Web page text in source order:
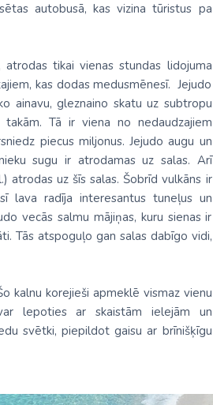
autobusā, kas vizina tūristus pa
tikai vienas stundas lidojuma
kas dodas medusmēnesī. Jejudo
ainavu, gleznaino skatu uz subtropu
takām. Tā ir viena no nedaudzajiem
piecus miljonus. Jejudo augu un
sugu ir atrodamas uz salas. Arī
atrodas uz šīs salas. Šobrīd vulkāns ir
lava radīja interesantus tuneļus un
vecās salmu mājiņas, kuru sienas ir
Tās atspoguļo gan salas dabīgo vidi,
kalnu korejieši apmeklē vismaz vienu
lepoties ar skaistām ielejām un
svētki, piepildot gaisu ar brīnišķīgu